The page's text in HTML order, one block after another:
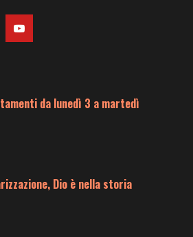
da lunedì 3 a martedì
Dio è nella storia